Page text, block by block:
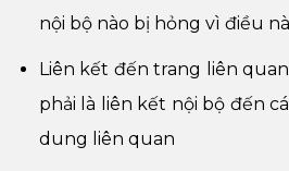
nội bộ nào bị hỏng vì điều
Liên kết đến trang liên
phải là liên kết nội bộ đến
dung liên quan